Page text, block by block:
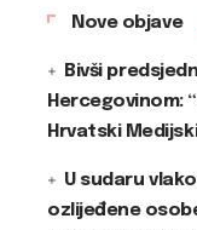
Nove objave
Bivši
Hercegovinom:
Hrvatski
U sudaru
ozlijeđene